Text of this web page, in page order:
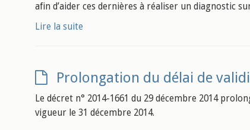
afin d’aider ces dernières à réaliser un diagnostic
Lire la suite
Prolongation du délai de
Le décret n° 2014-1661 du 29 décembre 2014
vigueur le 31 décembre 2014.